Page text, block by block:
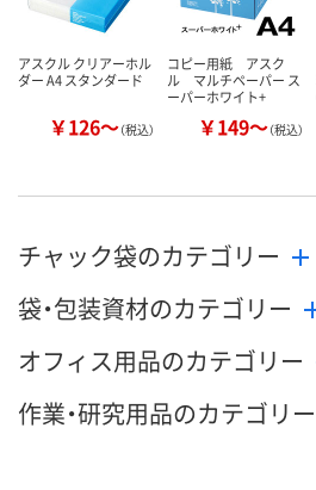
アスクル クリアーホル
ダー A4 スタンダード
￥126～（税込）
コピー用紙 アスク
ル マルチペーパー ス
ーパーホワイト+
￥149～（税込）
チャック袋のカテゴリー
袋・包装資材のカテゴリー
オフィス用品のカテゴリー
作業・研究用品のカテゴリー